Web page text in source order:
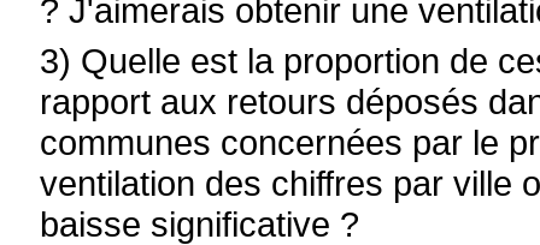
? J'aimerais obtenir une
3) Quelle est la proportion de
rapport aux retours déposés
communes concernées par le
ventilation des chiffres par ville
baisse significative ?